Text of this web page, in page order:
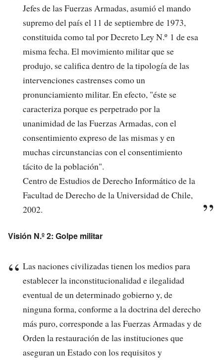
Jefes de las Fuerzas Armadas, asumió el mando
supremo del país el 11 de septiembre de 1973,
constituida como tal por Decreto Ley N.º 1 de esa
misma fecha. El movimiento militar que se
produjo, se califica dentro de la tipología de las
intervenciones castrenses como un
pronunciamiento militar. En efecto, "éste se
caracteriza porque es perpetrado por la
unanimidad de las Fuerzas Armadas, con el
consentimiento expreso de las mismas y en
muchas circunstancias con el consentimiento
tácito de la población".
Centro de Estudios de Derecho Informático de la
Facultad de Derecho de la Universidad de Chile,
2002.
Visión N.º 2: Golpe militar
Las naciones civilizadas tienen los medios para
establecer la inconstitucionalidad e ilegalidad
eventual de un determinado gobierno y, de
ninguna forma, conforme a la doctrina del derecho
más puro, corresponde a las Fuerzas Armadas y de
Orden la restauración de las instituciones que
aseguran un Estado con los requisitos y